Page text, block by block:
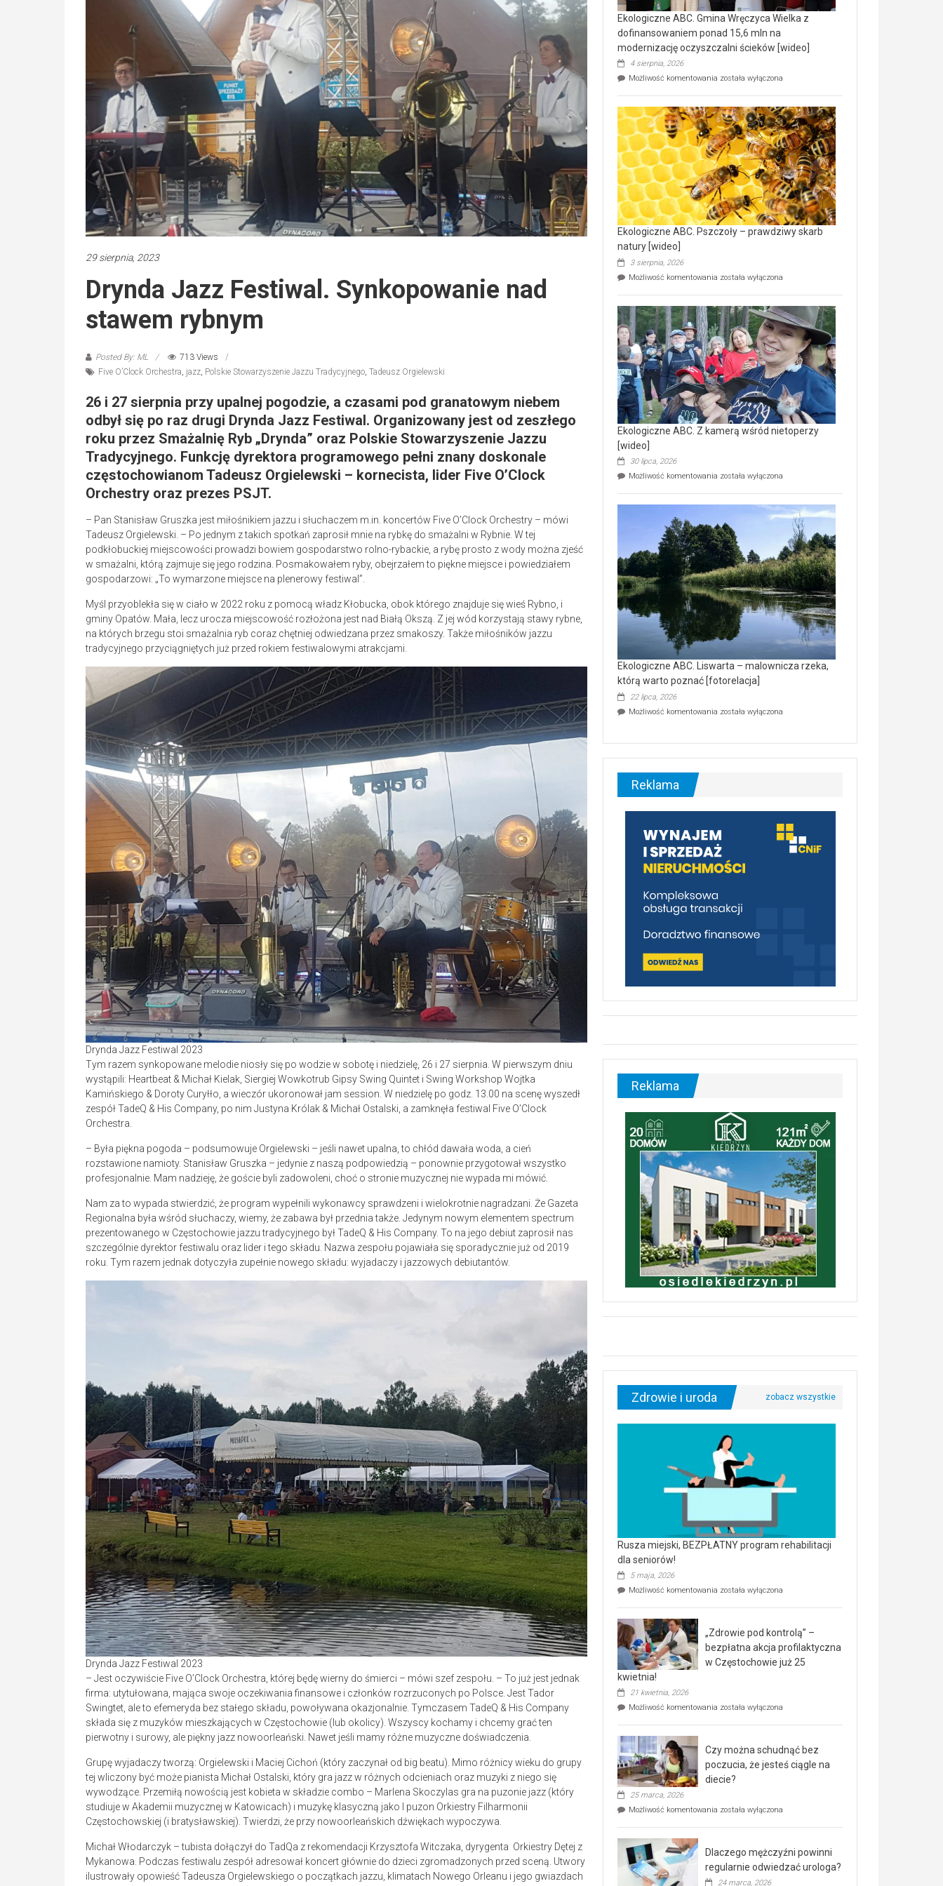
29 sierpnia, 2023
Drynda Jazz Festiwal. Synkopowanie nad
stawem rybnym
Posted By: ML
713 Views
Five O’Clock Orchestra jazz Polskie Stowarzyszenie Jazzu Tradycyjnego Tadeusz Orgielewski
26 i 27 sierpnia przy upalnej pogodzie, a czasami pod granatowym niebem
odbył się po raz drugi Drynda Jazz Festiwal. Organizowany jest od zeszłego
roku przez Smażalnię Ryb „Drynda” oraz Polskie Stowarzyszenie Jazzu
Tradycyjnego. Funkcję dyrektora programowego pełni znany doskonale
częstochowianom Tadeusz Orgielewski – kornecista, lider Five O’Clock
Orchestry oraz prezes PSJT.
– Pan Stanisław Gruszka jest miłośnikiem jazzu i słuchaczem m.in. koncertów Five O’Clock Orchestry – mówi
Tadeusz Orgielewski. – Po jednym z takich spotkań zaprosił mnie na rybkę do smażalni w Rybnie. W tej
podkłobuckiej miejscowości prowadzi bowiem gospodarstwo rolno-rybackie, a rybę prosto z wody można zjeść
w smażalni, którą zajmuje się jego rodzina. Posmakowałem ryby, obejrzałem to piękne miejsce i powiedziałem
gospodarzowi: „To wymarzone miejsce na plenerowy festiwal”.
Myśl przyoblekła się w ciało w 2022 roku z pomocą władz Kłobucka, obok którego znajduje się wieś Rybno, i
gminy Opatów. Mała, lecz urocza miejscowość rozłożona jest nad Białą Okszą. Z jej wód korzystają stawy rybne,
na których brzegu stoi smażalnia ryb coraz chętniej odwiedzana przez smakoszy. Także miłośników jazzu
tradycyjnego przyciągniętych już przed rokiem festiwalowymi atrakcjami.
Drynda Jazz Festiwal 2023
Tym razem synkopowane melodie niosły się po wodzie w sobotę i niedzielę, 26 i 27 sierpnia. W pierwszym dniu
wystąpili: Heartbeat & Michał Kielak, Siergiej Wowkotrub Gipsy Swing Quintet i Swing Workshop Wojtka
Kamińskiego & Doroty Curyłło, a wieczór ukoronował jam session. W niedzielę po godz. 13.00 na scenę wyszedł
zespół TadeQ & His Company, po nim Justyna Królak & Michał Ostalski, a zamknęła festiwal Five O’Clock
Orchestra.
– Była piękna pogoda – podsumowuje Orgielewski – jeśli nawet upalna, to chłód dawała woda, a cień
rozstawione namioty. Stanisław Gruszka – jedynie z naszą podpowiedzią – ponownie przygotował wszystko
profesjonalnie. Mam nadzieję, że goście byli zadowoleni, choć o stronie muzycznej nie wypada mi mówić.
Nam za to wypada stwierdzić, że program wypełnili wykonawcy sprawdzeni i wielokrotnie nagradzani. Że Gazeta
Regionalna była wśród słuchaczy, wiemy, że zabawa był przednia także. Jedynym nowym elementem spectrum
prezentowanego w Częstochowie jazzu tradycyjnego był TadeQ & His Company. To na jego debiut zaprosił nas
szczególnie dyrektor festiwalu oraz lider i tego składu. Nazwa zespołu pojawiała się sporadycznie już od 2019
roku. Tym razem jednak dotyczyła zupełnie nowego składu: wyjadaczy i jazzowych debiutantów.
Drynda Jazz Festiwal 2023
– Jest oczywiście Five O’Clock Orchestra, której będę wierny do śmierci – mówi szef zespołu. – To już jest jednak
firma: utytułowana, mająca swoje oczekiwania finansowe i członków rozrzuconych po Polsce. Jest Tador
Swingtet, ale to efemeryda bez stałego składu, powoływana okazjonalnie. Tymczasem TadeQ & His Company
składa się z muzyków mieszkających w Częstochowie (lub okolicy). Wszyscy kochamy i chcemy grać ten
pierwotny i surowy, ale piękny jazz nowoorleański. Nawet jeśli mamy różne muzyczne doświadczenia.
Grupę wyjadaczy tworzą: Orgielewski i Maciej Cichoń (który zaczynał od big beatu). Mimo różnicy wieku do grupy
tej wliczony być może pianista Michał Ostalski, który gra jazz w różnych odcieniach oraz muzyki z niego się
wywodzące. Przemiłą nowością jest kobieta w składzie combo – Marlena Skoczylas gra na puzonie jazz (który
studiuje w Akademii muzycznej w Katowicach) i muzykę klasyczną jako I puzon Orkiestry Filharmonii
Częstochowskiej (i bratysławskiej). Twierdzi, że przy nowoorleańskich dźwiękach wypoczywa.
Michał Włodarczyk – tubista dołączył do TadQa z rekomendacji Krzysztofa Witczaka, dyrygenta Orkiestry Dętej z
Mykanowa. Podczas festiwalu zespół adresował koncert głównie do dzieci zgromadzonych przed sceną. Utwory
ilustrowały opowieść Tadeusza Orgielewskiego o początkach jazzu, klimatach Nowego Orleanu i jego gwiazdach
Ekologiczne ABC. Gmina Wręczyca Wielka z
dofinansowaniem ponad 15,6 mln na
modernizację oczyszczalni ścieków [wideo]
4 sierpnia, 2026
Możliwość komentowania Ekologiczne
Wręczyca
Wielka
z
dofinansowaniem
ponad
15,6
mln
na
modernizację
oczyszczalni
ścieków
[wideo]
została wyłączona
Ekologiczne ABC. Pszczoły – prawdziwy skarb
natury [wideo]
3 sierpnia, 2026
Możliwość komentowania Ekologiczne
–
prawdziwy
skarb
natury
[wideo]
została wyłączona
Ekologiczne ABC. Z kamerą wśród nietoperzy
[wideo]
30 lipca, 2026
Możliwość komentowania Ekologiczne
wśród
nietoperzy
[wideo]
została wyłączona
Ekologiczne ABC. Liswarta – malownicza rzeka,
którą warto poznać [fotorelacja]
22 lipca, 2026
Możliwość komentowania Ekologiczne
–
malownicza
[fotorelacja]
została wyłączona
Reklama
Reklama
Zdrowie i uroda
Rusza miejski, BEZPŁATNY program rehabilitacji
dla seniorów!
5 maja, 2026
Możliwość komentowania Rusza
rehabilitacji
dla
seniorów!
została wyłączona
„Zdrowie pod kontrolą” –
bezpłatna akcja profilaktyczna
w Częstochowie już 25
kwietnia!
21 kwietnia, 2026
Możliwość komentowania „Zdrowie
bezpłatna
akcja
profilaktyczna
w
już
kwietnia!
została wyłączona
Czy można schudnąć bez
poczucia, że jesteś ciągle na
diecie?
25 marca, 2026
Możliwość komentowania Czy
poczucia,
że
została wyłączona
Dlaczego mężczyźni powinni
regularnie odwiedzać urologa?
24 marca, 2026